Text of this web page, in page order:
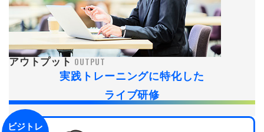
アウトプット OUTPUT
実践トレーニングに特化した
ライブ研修
ビジトレ